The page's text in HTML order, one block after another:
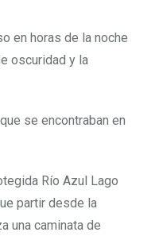
en horas de la noche
oscuridad y la
se encontraban en
Río Azul Lago
partir desde la
una caminata de